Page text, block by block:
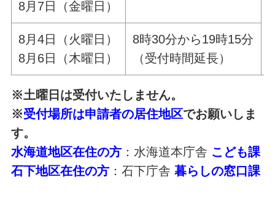
8月7日（金曜日）
8月4日（火曜日）
8月6日（木曜日）
8時30分から19時15分
（受付時間延長）
※土曜日は受付いたしません。
※受付場所は申請者の居住地区でお願いしま
す。
水海道地区在住の方：水海道本庁舎 こども課
石下地区在住の方：石下庁舎 暮らしの窓口課